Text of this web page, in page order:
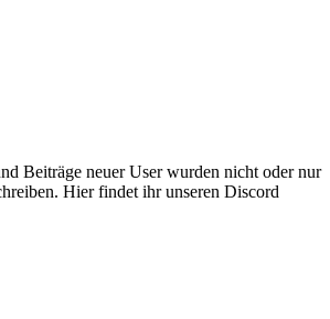
Beiträge neuer User wurden nicht oder nur
Hier findet ihr unseren Discord